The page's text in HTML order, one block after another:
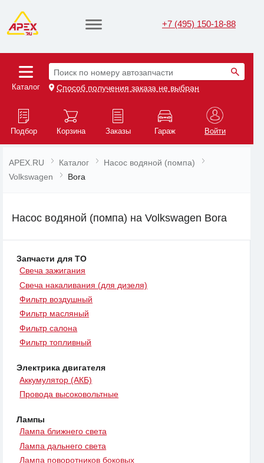
+7 (495) 150-18-88
Каталог
Поиск по номеру автозапчасти
Способ получения заказа не выбран
Подбор Корзина Заказы Гараж Войти
APEX.RU Каталог
Насос водяной (помпа)
Volkswagen
Bora
Насос водяной (помпа) на Volkswagen Bora
Запчасти для ТО
Свеча зажигания
Свеча накаливания (для дизеля)
Фильтр воздушный
Фильтр масляный
Фильтр салона
Фильтр топливный
Электрика двигателя
Аккумулятор (АКБ)
Провода высоковольтные
Лампы
Лампа ближнего света
Лампа дальнего света
Лампа поворотников боковых